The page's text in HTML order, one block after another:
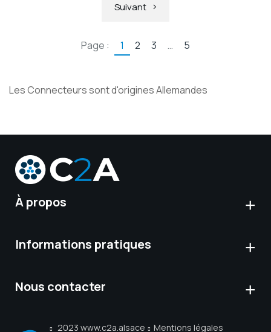
Suivant
Page : 1 2 3 … 5
Les Connecteurs sont d'origines Allemandes
À propos
Informations pratiques
Nous contacter
2023 www.c2a.alsace
Mentions légales